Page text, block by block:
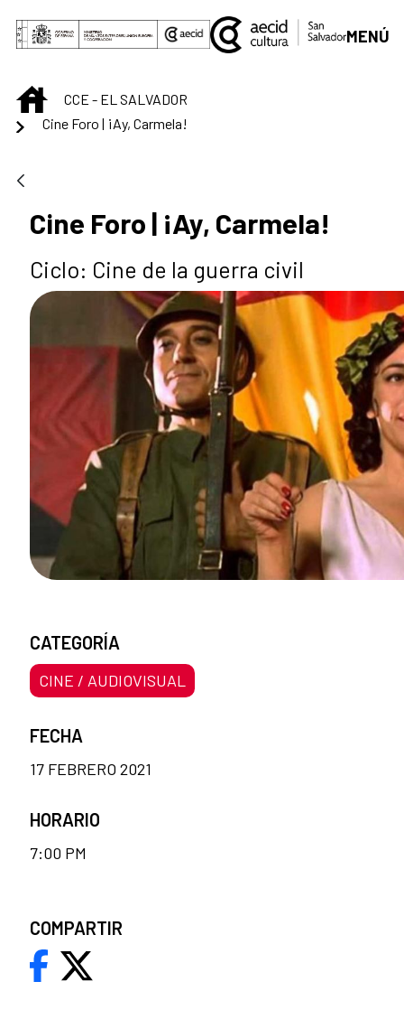
Saltar al contenido principal
MENÚ
INICIOCCE - EL SALVADOR
Cine Foro | ¡Ay, Carmela!
Cine Foro | ¡Ay, Carmela!
Ciclo: Cine de la guerra civil
CATEGORÍA
CINE / AUDIOVISUAL
FECHA
17 FEBRERO 2021
HORARIO
7:00 PM
COMPARTIR